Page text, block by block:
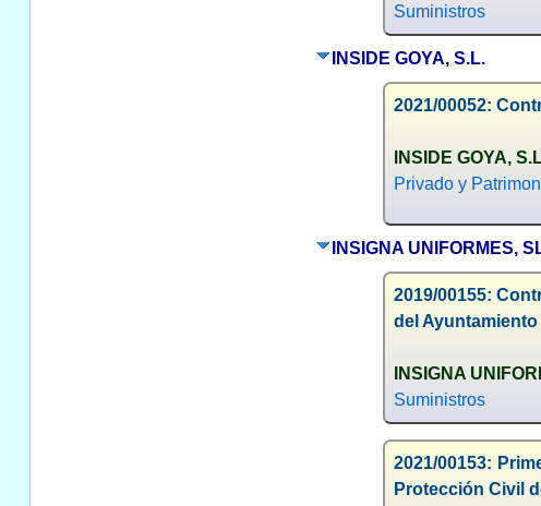
Suministros
INSIDE GOYA, S.L.
2021/00052:
INSIDE GOYA,
Privado y
INSIGNA UNIFORMES,
2019/00155:
del Ayuntamiento
INSIGNA
Suministros
2021/00153:
Protección Civil